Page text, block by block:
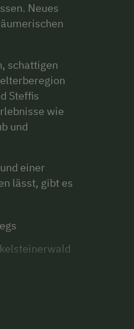
Neues
schattigen
Steffis
wie
und
einer
lässt, gibt es